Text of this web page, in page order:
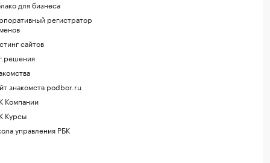
для бизнеса
регистратор
сайтов
знакомств podbor.ru
Компании
Курсы
управления РБК